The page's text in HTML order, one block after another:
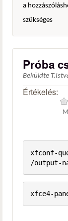
a
szükséges
Próba
Beküldte
Értékelés:
xfconf-
/output-
xfce4-